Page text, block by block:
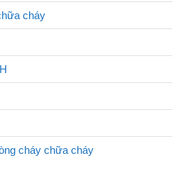
cháy
cháy chữa cháy